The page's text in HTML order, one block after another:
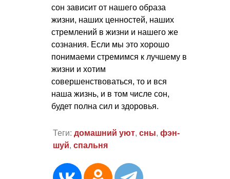
сон зависит от нашего образа
жизни, наших ценностей, наших
стремлений в жизни и нашего же
сознания. Если мы это хорошо
понимаеми стремимся к лучшему в
жизни и хотим
совершенствоваться, то и вся
наша жизнь, и в том числе сон,
будет полна сил и здоровья.
Теги: домашний уют, сны, фэн-
шуй, спальня